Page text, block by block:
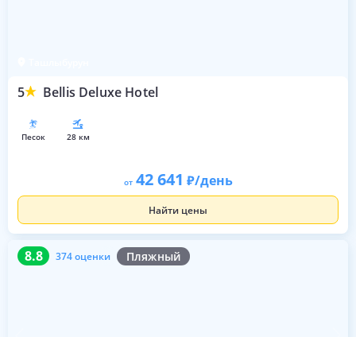
5 Bellis Deluxe Hotel
песок 28 км
от 42 641 /день
Найти цены
8.8 374 оценки Пляжный
8.8 374 оценки